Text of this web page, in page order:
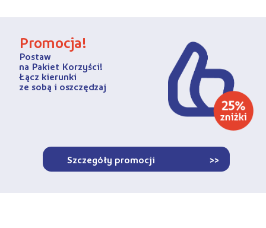
Promocja!
Postaw
na Pakiet Korzyści!
Łącz kierunki
ze sobą i oszczędzaj
Szczegóły promocji >>